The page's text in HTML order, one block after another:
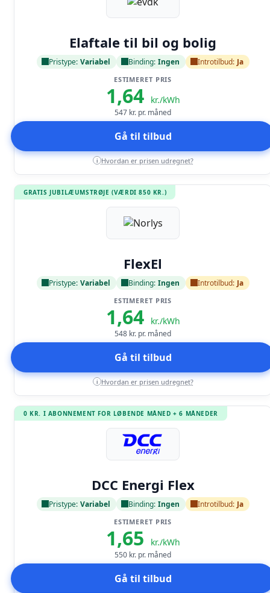
Elaftale til bil og bolig
Pristype: Variabel Binding: Ingen Introtilbud: Ja
ESTIMERET PRIS
1,64 kr./kWh
547 kr. pr. måned
Gå til tilbud
i Hvordan er prisen udregnet?
GRATIS JUBILÆUMSTRØJE (VÆRDI 850 KR.)
FlexEl
Pristype: Variabel Binding: Ingen Introtilbud: Ja
ESTIMERET PRIS
1,64 kr./kWh
548 kr. pr. måned
Gå til tilbud
i Hvordan er prisen udregnet?
0 KR. I ABONNEMENT FOR LØBENDE MÅNED + 6 MÅNEDER
DCC Energi Flex
Pristype: Variabel Binding: Ingen Introtilbud: Ja
ESTIMERET PRIS
1,65 kr./kWh
550 kr. pr. måned
Gå til tilbud